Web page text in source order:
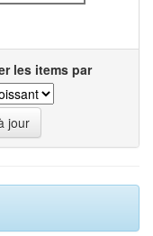
les items par